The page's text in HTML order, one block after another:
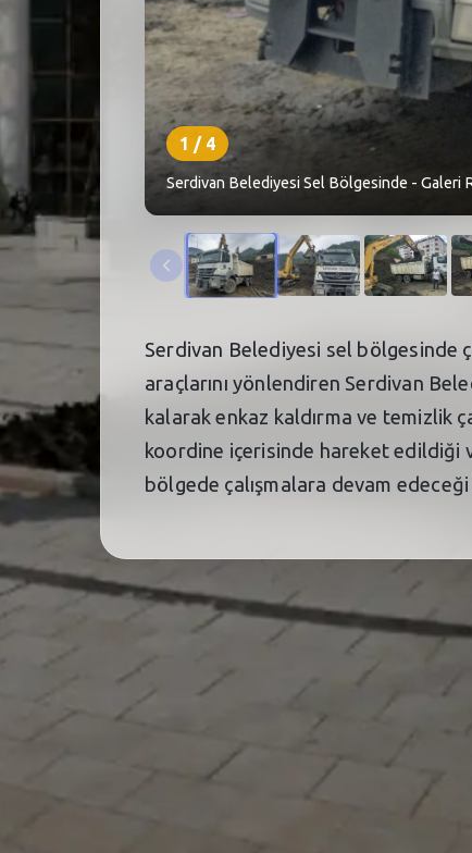
1 / 4
Serdivan Belediyesi Sel Bölgesinde - Galeri
Serdivan Belediyesi sel bölgesinde
araçlarını yönlendiren Serdivan
kalarak enkaz kaldırma ve temizlik
koordine içerisinde hareket edildiği
bölgede çalışmalara devam